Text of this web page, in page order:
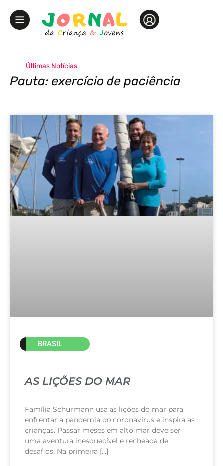
Últimas Notícias
Pauta: exercício de paciência
BRASIL
AS LIÇÕES DO MAR
Família Schurmann usa as lições do mar para
enfrentar a pandemia do coronavírus e inspira as
crianças. Passar meses em alto mar deve ser
uma aventura inesquecível e recheada de
desafios. Na primeira […]